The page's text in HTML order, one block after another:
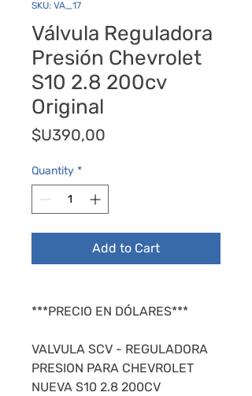
SKU: VA_17
Válvula Reguladora
Presión Chevrolet
S10 2.8 200cv
Original
$U390,00
Quantity *
Add to Cart
***PRECIO EN DÓLARES***
VALVULA SCV - REGULADORA
PRESION PARA CHEVROLET
NUEVA S10 2.8 200CV